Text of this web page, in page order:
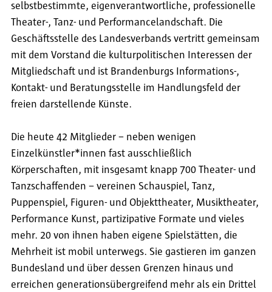
selbstbestimmte, eigenverantwortliche, professionelle
Theater-, Tanz- und Performancelandschaft. Die
Geschäftsstelle des Landesverbands vertritt gemeinsam
mit dem Vorstand die kulturpolitischen Interessen der
Mitgliedschaft und ist Brandenburgs Informations-,
Kontakt- und Beratungsstelle im Handlungsfeld der
freien darstellende Künste.
Die heute 42 Mitglieder – neben wenigen
Einzelkünstler*innen fast ausschließlich
Körperschaften, mit insgesamt knapp 700 Theater- und
Tanzschaffenden – vereinen Schauspiel, Tanz,
Puppenspiel, Figuren- und Objekttheater, Musiktheater,
Performance Kunst, partizipative Formate und vieles
mehr. 20 von ihnen haben eigene Spielstätten, die
Mehrheit ist mobil unterwegs. Sie gastieren im ganzen
Bundesland und über dessen Grenzen hinaus und
erreichen generationsübergreifend mehr als ein Drittel